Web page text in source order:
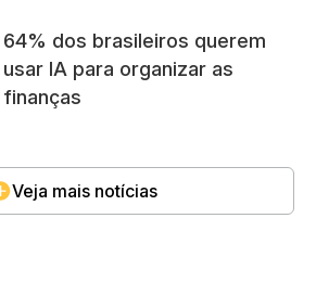
64% dos brasileiros querem
usar IA para organizar as
finanças
Veja mais notícias